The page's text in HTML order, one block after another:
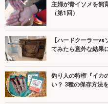
主婦が青イソメを飼
（第1回）
【ハードクーラー
てみたら意外な結果
釣り人の特権『イカ
い？ 3種の保存方法